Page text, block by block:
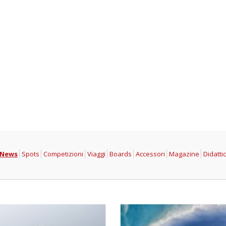
Spots Competizioni Viaggi Boards Accessori Magazine